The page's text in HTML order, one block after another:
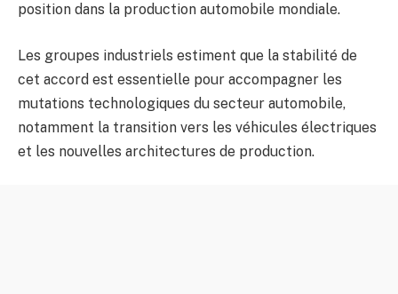
position dans la production automobile mondiale.
Les groupes industriels estiment que la stabilité de
cet accord est essentielle pour accompagner les
mutations technologiques du secteur automobile,
notamment la transition vers les véhicules électriques
et les nouvelles architectures de production.